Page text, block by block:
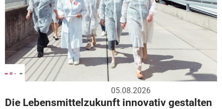
05.08.2026
Die Lebensmittelzukunft innovativ gestalten